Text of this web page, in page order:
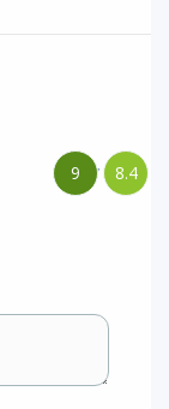
8.4
/
9